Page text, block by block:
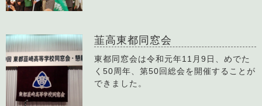
韮高東都同窓会
東都同窓会は令和元年11月9日、めでた
く50周年、第50回総会を開催することが
できました。